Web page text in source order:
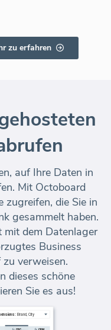
zu erfahren
auf Ihre Daten in
Mit Octoboard
zugreifen, die Sie in
gesammelt haben.
mit dem Datenlager
Business
verweisen.
dieses schöne
Sie es aus!